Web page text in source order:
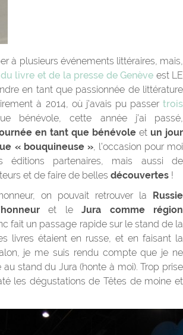
à plusieurs événements littéraires, mais,
livre et de la presse de Genève est LE
en tant que passionnée de littérature
à 2014, où j’avais pu passer trois
bénévole, cette année j’ai passé,
en tant que bénévole et un jour
« bouquineuse », l’occasion pour moi
éditions partenaires, mais aussi de
et de faire de belles découvertes !
on pouvait retrouver la
Russie
et leJura comme région
fait un passage rapide sur le stand de la
livres étaient en russe, et en faisant la
je me suis rendu compte que je ne
au stand du Jura (honte à moi). Trop prise
les dégustations de Têtes de moine et